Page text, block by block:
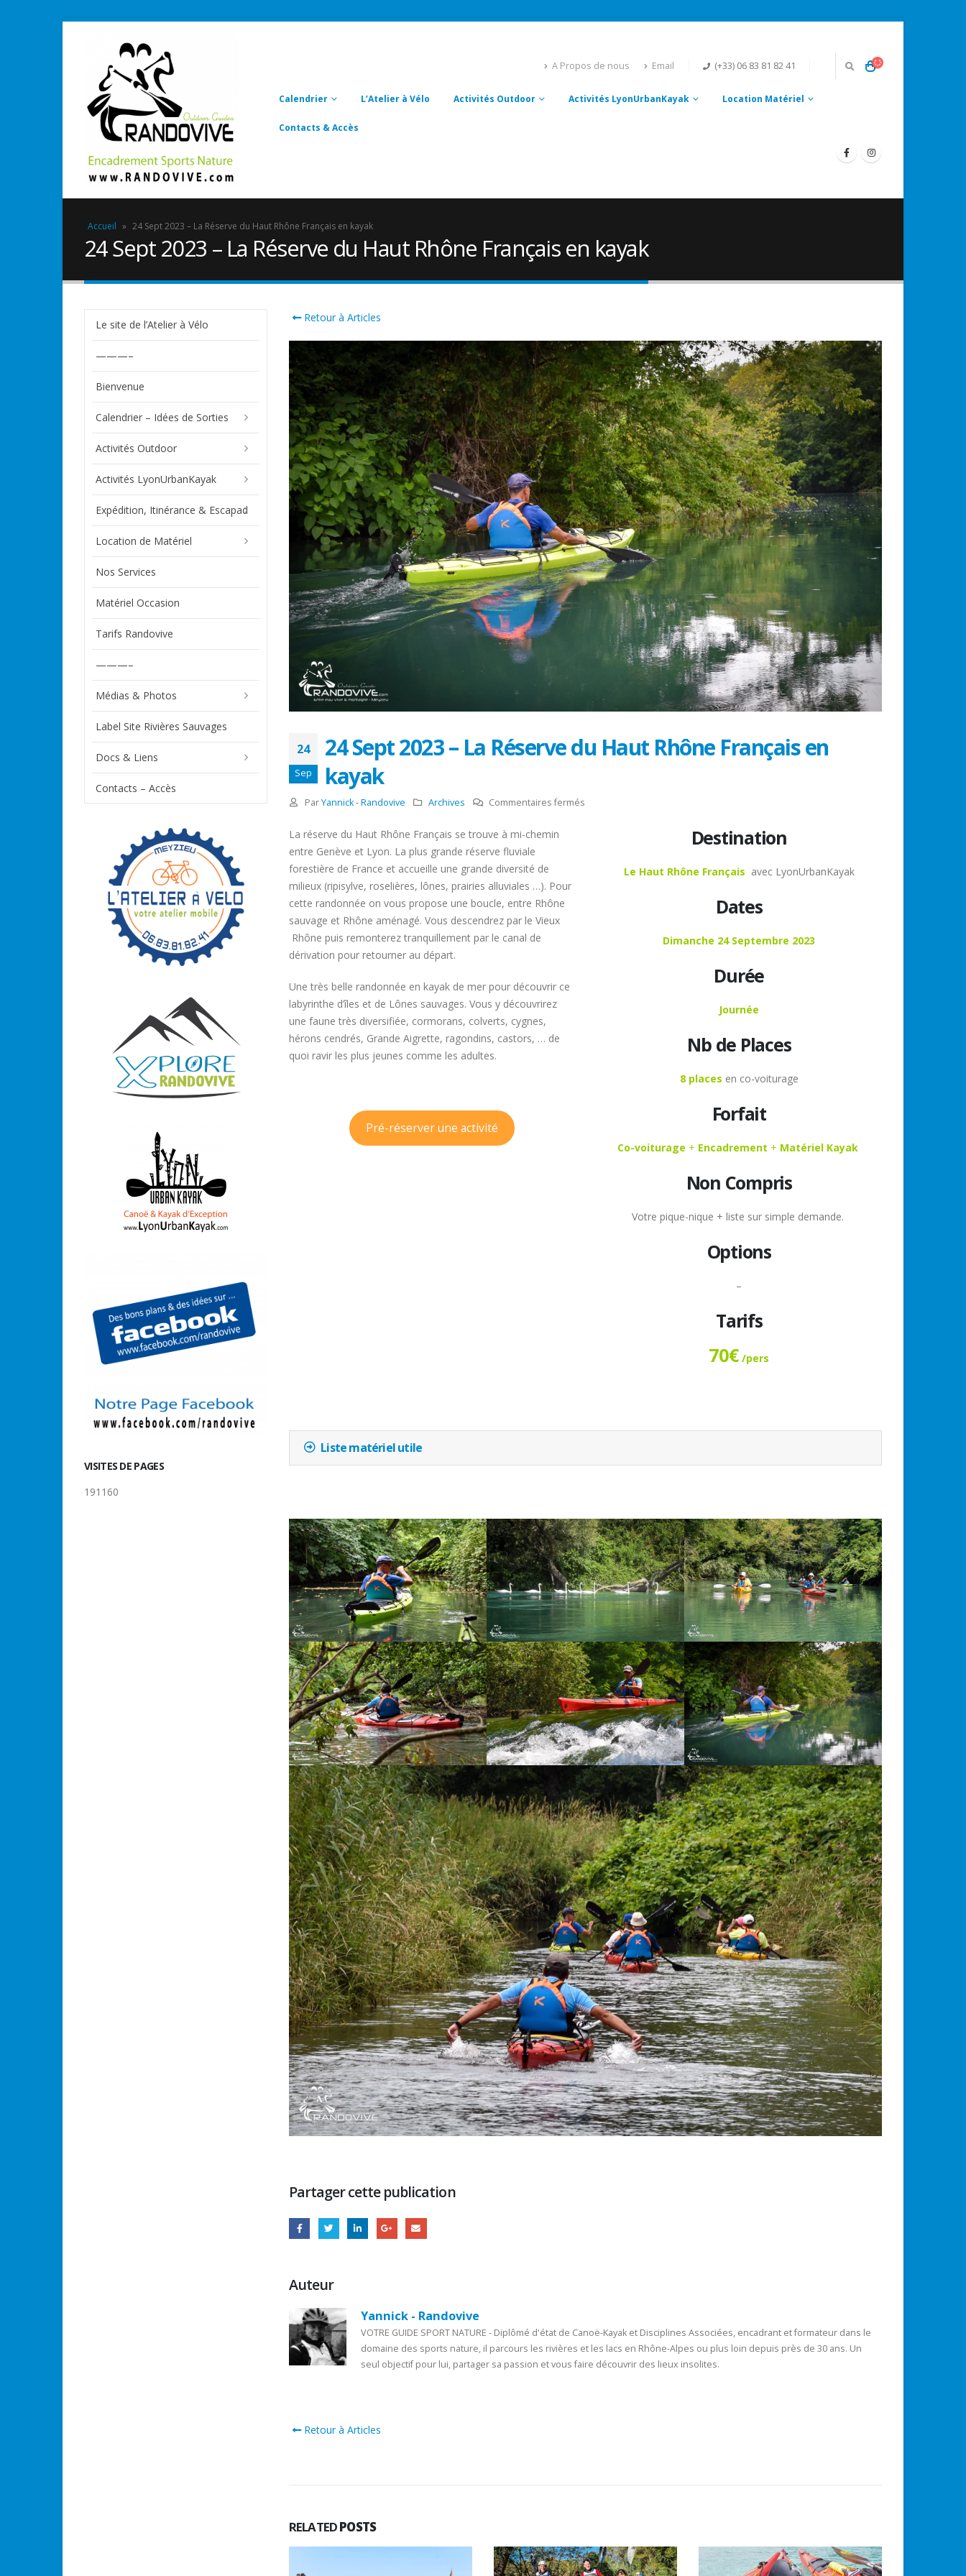
A Propos de nous Email (+33) 06 83 81 82 41
Calendrier L’Atelier à Vélo Activités Outdoor Activités LyonUrbanKayak Location Matériel
Contacts & Accès
Accueil » 24 Sept 2023 – La Réserve du Haut Rhône Français en kayak
24 Sept 2023 – La Réserve du Haut Rhône Français en kayak
Retour à Articles
24
Sep
24 Sept 2023 – La Réserve du Haut Rhône Français en
kayak
Par Yannick - Randovive Archives Commentaires ferméssur
La réserve du Haut Rhône Français se trouve à mi-chemin
entre Genève et Lyon. La plus grande réserve fluviale
forestière de France et accueille une grande diversité de
milieux (ripisylve, roselières, lônes, prairies alluviales …). Pour
cette randonnée on vous propose une boucle, entre Rhône
sauvage et Rhône aménagé. Vous descendrez par le Vieux
Rhône puis remonterez tranquillement par le canal de
dérivation pour retourner au départ.
Une très belle randonnée en kayak de mer pour découvrir ce
labyrinthe d’îles et de Lônes sauvages. Vous y découvrirez
une faune très diversifiée, cormorans, colverts, cygnes,
hérons cendrés, Grande Aigrette, ragondins, castors, … de
quoi ravir les plus jeunes comme les adultes.
Pré-réserver une activité
Destination
Le Haut Rhône Français avec LyonUrbanKayak
Dates
Dimanche 24 Septembre 2023
Durée
Journée
Nb de Places
8 places en co-voiturage
Forfait
Co-voiturage + Encadrement + Matériel Kayak
Non Compris
Votre pique-nique + liste sur simple demande.
Options
–
Tarifs
70€ /pers
Liste matériel utile
Partager cette publication
Auteur
Yannick - Randovive
VOTRE GUIDE SPORT NATURE - Diplômé d'état de Canoë-Kayak et Disciplines Associées, encadrant et formateur dans le
domaine des sports nature, il parcours les rivières et les lacs en Rhône-Alpes ou plus loin depuis près de 30 ans. Un
seul objectif pour lui, partager sa passion et vous faire découvrir des lieux insolites.
Retour à Articles
RELATEDPOSTS
Le site de l’Atelier à Vélo
———–
Bienvenue
Calendrier – Idées de Sorties
Activités Outdoor
Activités LyonUrbanKayak
Expédition, Itinérance & Escapad
Location de Matériel
Nos Services
Matériel Occasion
Tarifs Randovive
———–
Médias & Photos
Label Site Rivières Sauvages
Docs & Liens
Contacts – Accès
VISITES DE PAGES
191160